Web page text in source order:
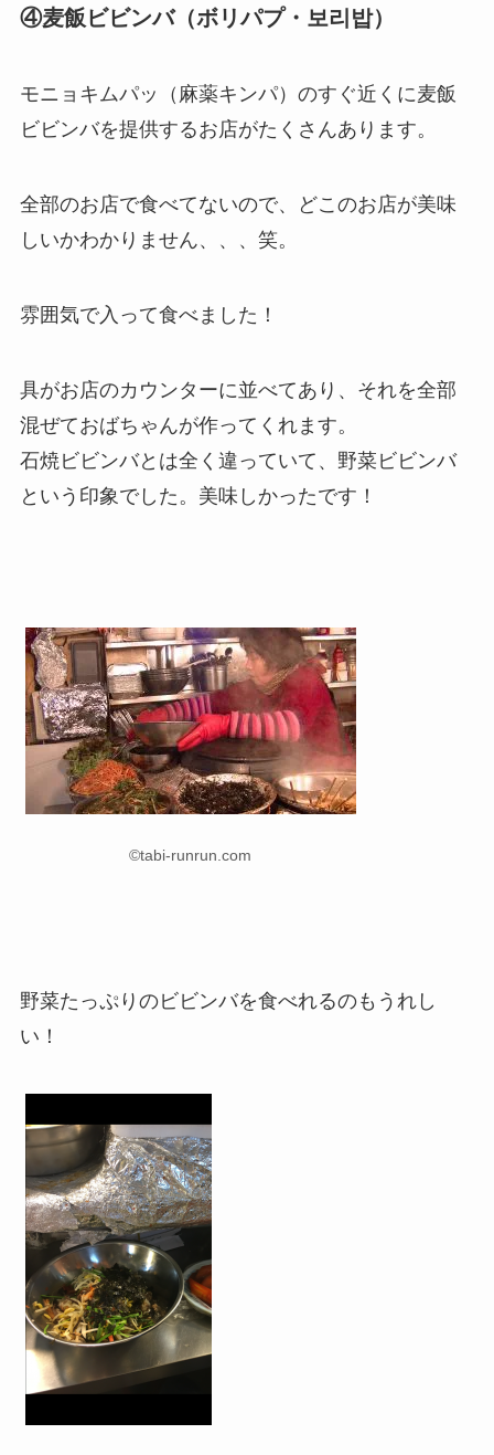
④麦飯ビビンバ（ボリパプ・보리밥）
モニョキムパッ（麻薬キンパ）のすぐ近くに麦飯
ビビンバを提供するお店がたくさんあります。
全部のお店で食べてないので、どこのお店が美味
しいかわかりません、、、笑。
雰囲気で入って食べました！
具がお店のカウンターに並べてあり、それを全部
混ぜておばちゃんが作ってくれます。
石焼ビビンバとは全く違っていて、野菜ビビンバ
という印象でした。美味しかったです！
©tabi-runrun.com
野菜たっぷりのビビンバを食べれるのもうれし
い！